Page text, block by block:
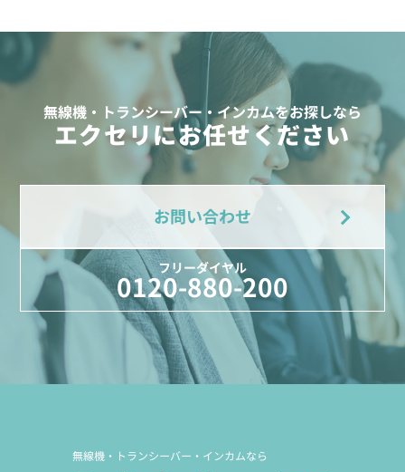
無線機・トランシーバー・インカムをお探しなら
エクセリにお任せください
お問い合わせ
フリーダイヤル
0120-880-200
無線機・トランシーバー・インカムなら